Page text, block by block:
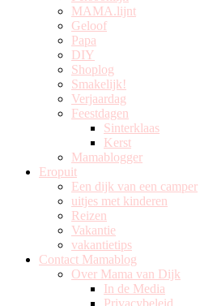
MAMA.lijnt
Geloof
Papa
DIY
Shoplog
Smakelijk!
Verjaardag
Feestdagen
Sinterklaas
Kerst
Mamablogger
Eropuit
Een dijk van een camper
uitjes met kinderen
Reizen
Vakantie
vakantietips
Contact Mamablog
Over Mama van Dijk
In de Media
Privacybeleid